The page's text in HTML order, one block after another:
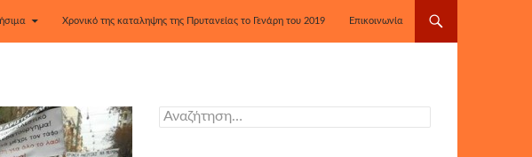
Χρονικό της καταληψης της Πρυτανείας το Γενάρη του 2019 Επικοινωνία
Αναζήτηση
για: